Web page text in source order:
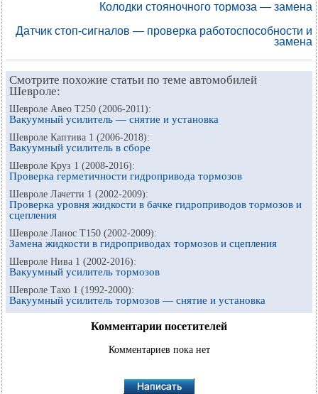
Колодки стояночного тормоза — замена
Датчик стоп-сигналов — проверка работоспособности и
замена
Смотрите похожие статьи по теме автомобилей
Шевроле:
Шевроле Авео Т250 (2006-2011):
Вакуумный усилитель — снятие и установка
Шевроле Каптива 1 (2006-2018):
Вакуумный усилитель в сборе
Шевроле Круз 1 (2008-2016):
Проверка герметичности гидропривода тормозов
Шевроле Лачетти 1 (2002-2009):
Проверка уровня жидкости в бачке гидроприводов тормозов и
сцепления
Шевроле Ланос Т150 (2002-2009):
Замена жидкости в гидроприводах тормозов и сцепления
Шевроле Нива 1 (2002-2016):
Вакуумный усилитель тормозов
Шевроле Тахо 1 (1992-2000):
Вакуумный усилитель тормозов — снятие и установка
Комментарии посетителей
Комментариев пока нет